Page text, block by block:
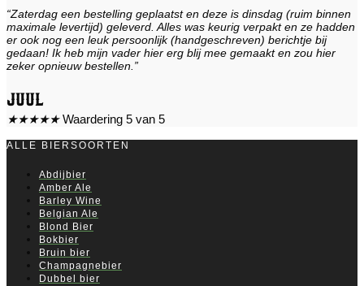
“Zaterdag een bestelling geplaatst en deze is dinsdag (ruim binnen
maximale levertijd) geleverd. Alles was keurig verpakt en ze hadden
er ook nog een leuk persoonlijk (handgeschreven) berichtje bij
gedaan! Ik heb mijn vader hier erg blij mee gemaakt en zou hier
zeker opnieuw bestellen.”
Juul
★★★★★ Waardering 5 van 5
ALLE BIERSOORTEN
Abdijbier
Amber Ale
Barley Wine
Belgian Ale
Blond Bier
Bokbier
Bruin bier
Champagnebier
Dubbel bier